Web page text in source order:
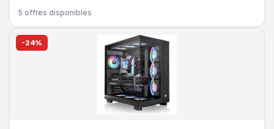
5 offres disponibles
-24%